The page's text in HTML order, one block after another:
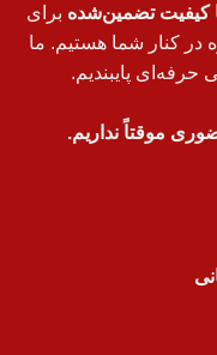
کیفیت تضمین‌شده برای
در کنار شما هستیم. ما
حرفه‌ای پایبندیم.
موقتاً نداریم.